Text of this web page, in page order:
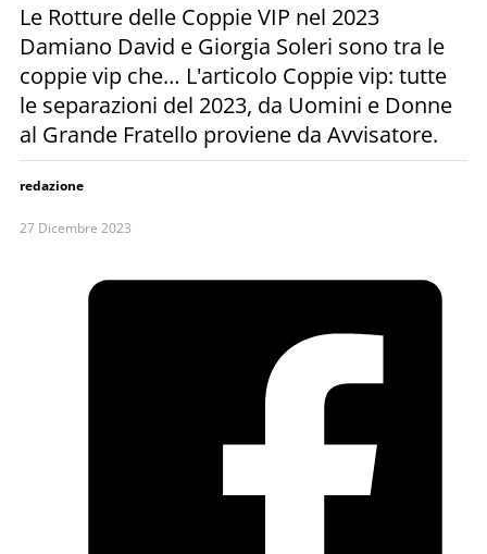
Le Rotture delle Coppie VIP nel 2023
Damiano David e Giorgia Soleri sono tra le
coppie vip che… L'articolo Coppie vip: tutte
le separazioni del 2023, da Uomini e Donne
al Grande Fratello proviene da Avvisatore.
redazione
27 Dicembre 2023